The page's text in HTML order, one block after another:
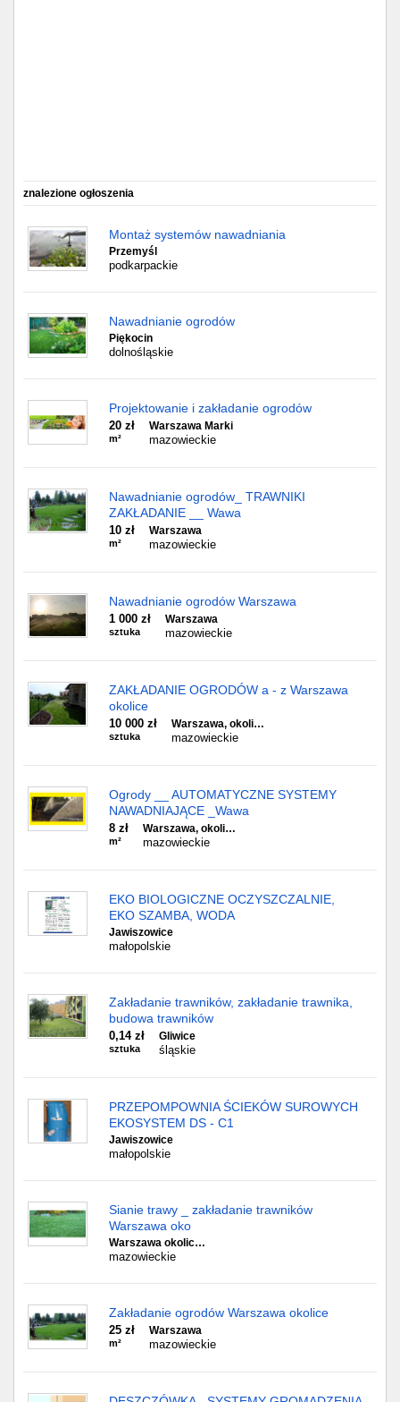
znalezione ogłoszenia
Montaż systemów nawadniania
Przemyśl
podkarpackie
Nawadnianie ogrodów
Piękocin
dolnośląskie
Projektowanie i zakładanie ogrodów
20 zł
m²
Warszawa Marki
mazowieckie
Nawadnianie ogrodów_ TRAWNIKI
ZAKŁADANIE __ Wawa
10 zł
m²
Warszawa
mazowieckie
Nawadnianie ogrodów Warszawa
1 000 zł
sztuka
Warszawa
mazowieckie
ZAKŁADANIE OGRODÓW a - z Warszawa
okolice
10 000 zł
sztuka
Warszawa, okoli…
mazowieckie
Ogrody __ AUTOMATYCZNE SYSTEMY
NAWADNIAJĄCE _Wawa
8 zł
m²
Warszawa, okoli…
mazowieckie
EKO BIOLOGICZNE OCZYSZCZALNIE,
EKO SZAMBA, WODA
Jawiszowice
małopolskie
Zakładanie trawników, zakładanie trawnika,
budowa trawników
0,14 zł
sztuka
Gliwice
śląskie
PRZEPOMPOWNIA ŚCIEKÓW SUROWYCH
EKOSYSTEM DS - C1
Jawiszowice
małopolskie
Sianie trawy _ zakładanie trawników
Warszawa oko
Warszawa okolic…
mazowieckie
Zakładanie ogrodów Warszawa okolice
25 zł
m²
Warszawa
mazowieckie